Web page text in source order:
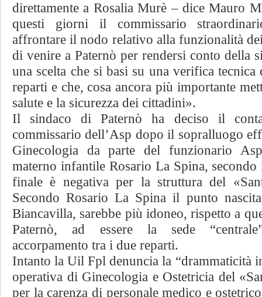
direttamente a Rosalia Murè – dice Mauro
questi giorni il commissario
affrontare il nodo relativo alla funzionalità
di venire a Paternò per rendersi conto della
una scelta che si basi su una verifica
reparti e che, cosa ancora più importante
salute e la sicurezza dei cittadini».
Il sindaco di Paternò ha deciso il
commissario dell’Asp dopo il sopralluogo
Ginecologia da parte del funzionario
materno infantile Rosario La Spina,
finale è negativa per la struttura del
Secondo Rosario La Spina il punto
Biancavilla, sarebbe più idoneo, rispetto a
Paternò, ad essere la sede
accorpamento tra i due reparti.
Intanto la Uil Fpl denuncia la “drammaticità
operativa di Ginecologia e Ostetricia del
per la carenza di personale medico e